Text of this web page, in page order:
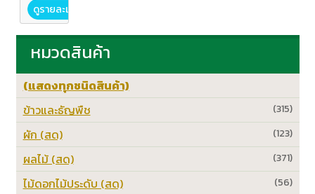
ดูรายละเอียด
หมวดสินค้า
(แสดงทุกชนิดสินค้า)
(315)
ข้าวและธัญพืช
(123)
ผัก (สด)
(371)
ผลไม้ (สด)
(56)
ไม้ดอกไม้ประดับ (สด)